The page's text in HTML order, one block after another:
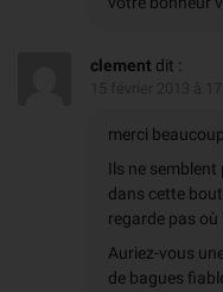
clement dit :
merci
Ils ne semblent
dans cette
regarde pas où
Auriez-vous
de bagues